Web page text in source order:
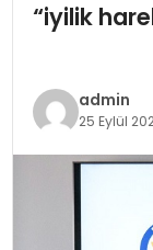
EĞITIM
TEKNOLOJI
MAGAZIN
KÜLTÜR &
“iyilik
admin
25 Eylül